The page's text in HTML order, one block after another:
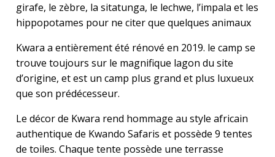
girafe, le zèbre, la sitatunga, le lechwe, l’impala et les
hippopotames pour ne citer que quelques animaux
Kwara a entièrement été rénové en 2019. le camp se
trouve toujours sur le magnifique lagon du site
d’origine, et est un camp plus grand et plus luxueux
que son prédécesseur.
Le décor de Kwara rend hommage au style africain
authentique de Kwando Safaris et possède 9 tentes
de toiles. Chaque tente possède une terrasse